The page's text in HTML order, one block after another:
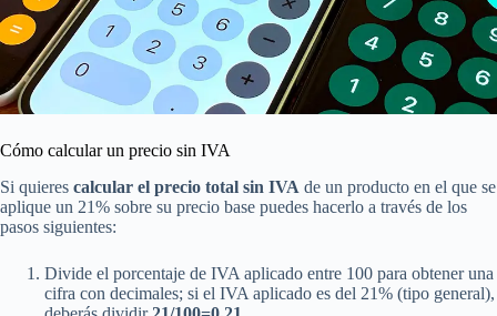
Cómo calcular un precio sin IVA
Si quieres calcular el precio total sin IVA de un producto en el que se
aplique un 21% sobre su precio base puedes hacerlo a través de los
pasos siguientes:
Divide el porcentaje de IVA aplicado entre 100 para obtener una
cifra con decimales; si el IVA aplicado es del 21% (tipo general),